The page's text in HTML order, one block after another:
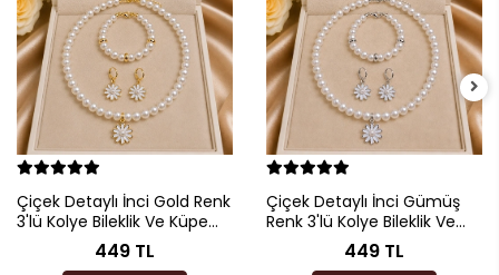
Çiçek Detaylı İnci Gold Renk
3'lü Kolye Bileklik Ve Küpe
449 TL
Çiçek Detaylı İnci Gümüş
Renk 3'lü Kolye Bileklik Ve
449 TL